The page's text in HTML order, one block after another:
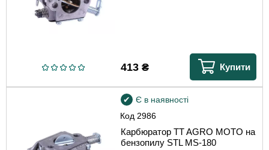
413₴ Купити
Код 2986
Є в наявності
Карбюратор TT AGRO MOTO на
бензопилу STL MS-180